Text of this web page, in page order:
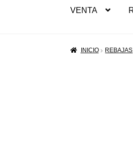
VENTA
INICIO REBAJAS